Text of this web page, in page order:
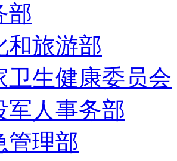
部
和旅游部
卫生健康委员会
军人事务部
管理部